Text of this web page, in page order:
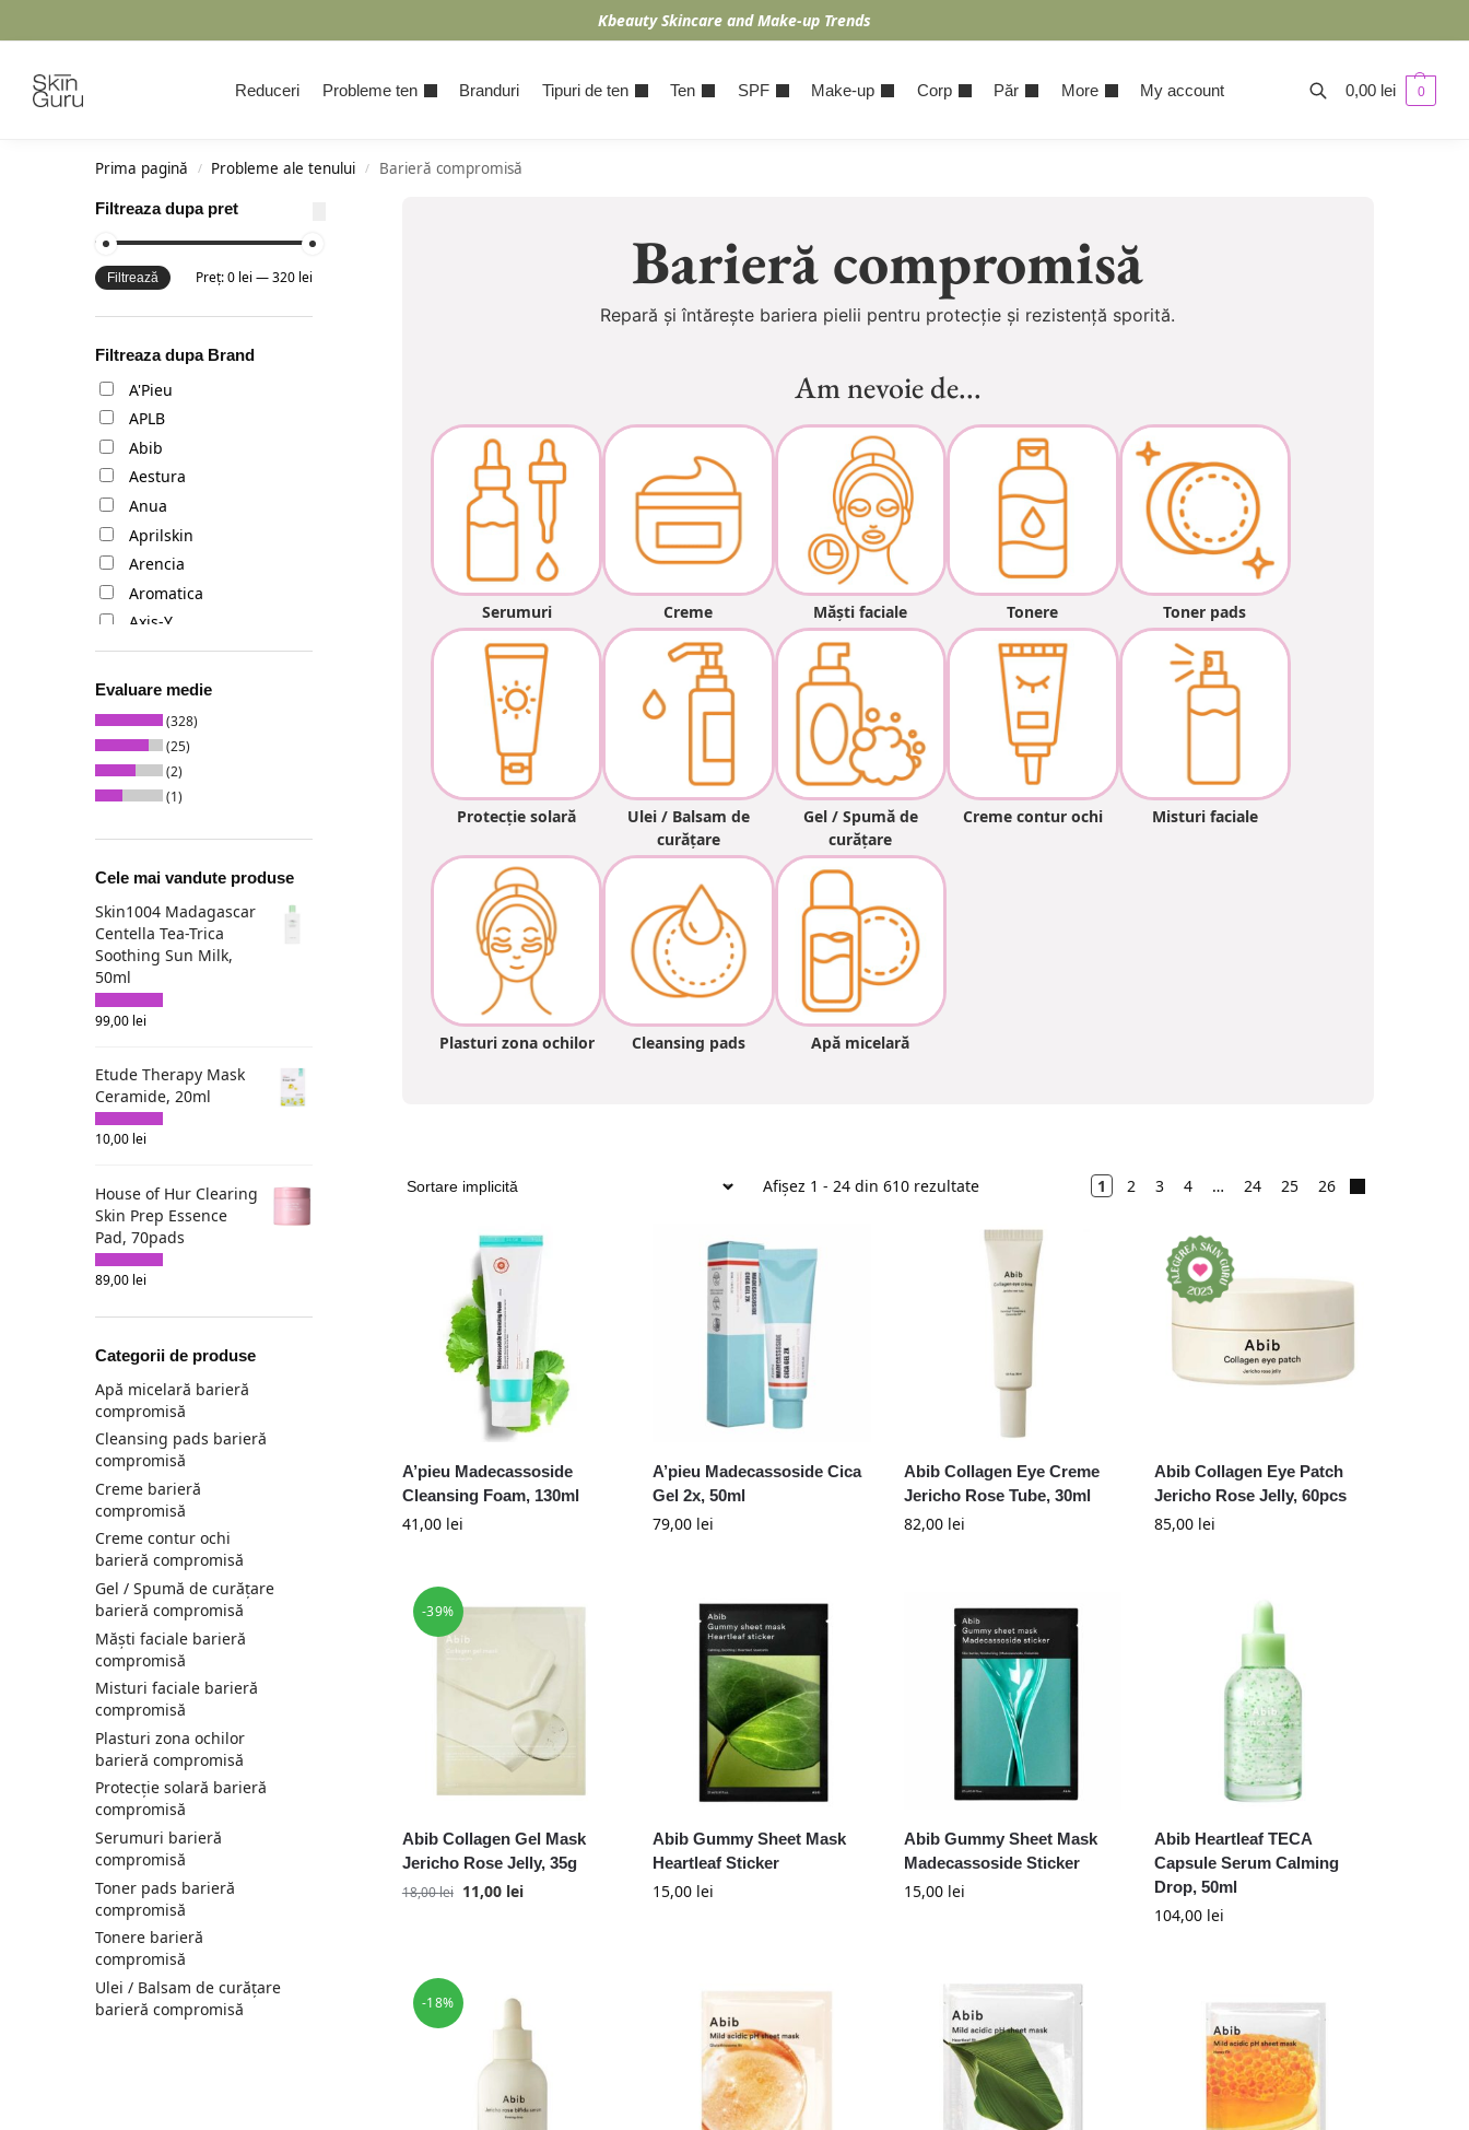
Kbeauty Skincare and Make-up Trends
Reduceri Probleme ten Branduri Tipuri de ten Ten SPF Make-up Corp Păr More My account 0,00 lei 0
Prima pagină / Probleme ale tenului / Barieră compromisă
Barieră compromisă
Repară și întărește bariera pielii pentru protecție și rezistență sporită.
Am nevoie de...
Serumuri Creme Măști faciale Tonere Toner pads
Protecție solară
Ulei / Balsam de
curățare
Gel / Spumă de
curățare
Creme contur ochi Misturi faciale
Plasturi zona ochilor Cleansing pads Apă micelară
Afișez 1 - 24 din 610 rezultate 1 2 3 4 … 24 25 26
A’pieu Madecassoside
Cleansing Foam, 130ml
41,00 lei
A’pieu Madecassoside Cica
Gel 2x, 50ml
79,00 lei
Abib Collagen Eye Creme
Jericho Rose Tube, 30ml
82,00 lei
Abib Collagen Eye Patch
Jericho Rose Jelly, 60pcs
85,00 lei
-39%
Abib Collagen Gel Mask
Jericho Rose Jelly, 35g
18,00lei 11,00 lei
Abib Gummy Sheet Mask
Heartleaf Sticker
15,00 lei
Abib Gummy Sheet Mask
Madecassoside Sticker
15,00 lei
Abib Heartleaf TECA
Capsule Serum Calming
Drop, 50ml
104,00 lei
-18%
Filtreaza dupa pret
Filtrează Preț:0 lei —320 lei
Filtreaza dupa Brand
A'Pieu
APLB
Abib
Aestura
Anua
Aprilskin
Arencia
Aromatica
Axis-Y
BLab
Beauty of Joseon
Benton
Biodance
Celimax
Cosrx
Dear Klairs
Delphyr
Dr. Althea
Dr. Reju-All
Etude
Farmstay
Fortheskin
HaruHaru Wonder
Heimish
Heveblue
House of Hur
I'm from
IMINT
ISOI
Isntree
Iunik
KSECRET
Kaine
Laneige
Mary and May
MediPeel
Medicube
Menokin
Missha
Mixsoon
Needly
Nine Less
Numbuzin
OOTD
Ongredients
PURCELL
Parnell
Petitfee
Purito
Pyunkang Yul
Real Barrier
Evaluare medie
(328)
(25)
(2)
(1)
Cele mai vandute produse
Skin1004 Madagascar
Centella Tea-Trica
Soothing Sun Milk,
50ml
99,00 lei
Etude Therapy Mask
Ceramide, 20ml
10,00 lei
House of Hur Clearing
Skin Prep Essence
Pad, 70pads
89,00 lei
Categorii de produse
Apă micelară barieră
compromisă
Cleansing pads barieră
compromisă
Creme barieră
compromisă
Creme contur ochi
barieră compromisă
Gel / Spumă de curățare
barieră compromisă
Măști faciale barieră
compromisă
Misturi faciale barieră
compromisă
Plasturi zona ochilor
barieră compromisă
Protecție solară barieră
compromisă
Serumuri barieră
compromisă
Toner pads barieră
compromisă
Tonere barieră
compromisă
Ulei / Balsam de curățare
barieră compromisă